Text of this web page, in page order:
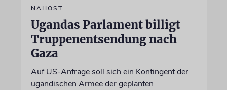
NAHOST
Ugandas Parlament billigt
Truppenentsendung nach
Gaza
Auf US-Anfrage soll sich ein Kontingent der
ugandischen Armee der geplanten